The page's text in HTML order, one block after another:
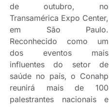
de outubro, no
Transamérica Expo Center,
em São Paulo.
Reconhecido como um
dos eventos mais
influentes do setor de
saúde no país, o Conahp
reunirá mais de 100
palestrantes nacionais e